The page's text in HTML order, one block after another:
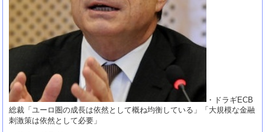
・ドラギECB
総裁「ユーロ圏の成長は依然として概ね均衡している」「大規模な金融
刺激策は依然として必要」